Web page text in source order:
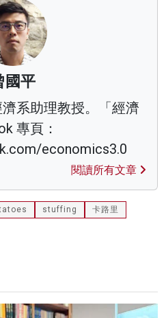
國平
系助理教授。「經濟
專頁：
economics3.0
閱讀所有文章
stuffing
卡路里